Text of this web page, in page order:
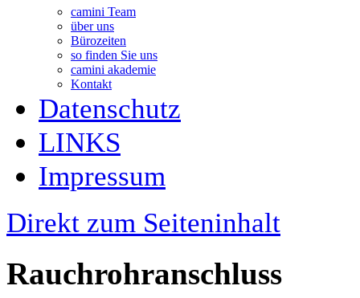
camini Team
über uns
Bürozeiten
so finden Sie uns
camini akademie
Kontakt
Datenschutz
LINKS
Impressum
Direkt zum Seiteninhalt
Rauchrohranschluss